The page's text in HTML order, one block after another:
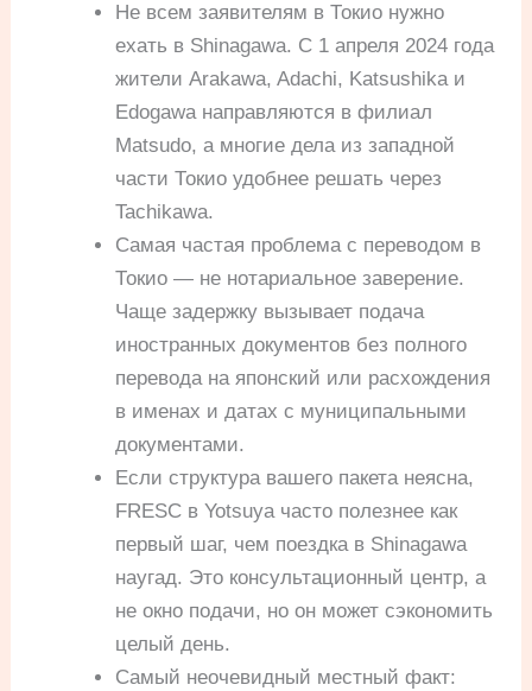
Не всем заявителям в Токио нужно
ехать в Shinagawa. С 1 апреля 2024 года
жители Arakawa, Adachi, Katsushika и
Edogawa направляются в филиал
Matsudo, а многие дела из западной
части Токио удобнее решать через
Tachikawa.
Самая частая проблема с переводом в
Токио — не нотариальное заверение.
Чаще задержку вызывает подача
иностранных документов без полного
перевода на японский или расхождения
в именах и датах с муниципальными
документами.
Если структура вашего пакета неясна,
FRESC в Yotsuya часто полезнее как
первый шаг, чем поездка в Shinagawa
наугад. Это консультационный центр, а
не окно подачи, но он может сэкономить
целый день.
Самый неочевидный местный факт: